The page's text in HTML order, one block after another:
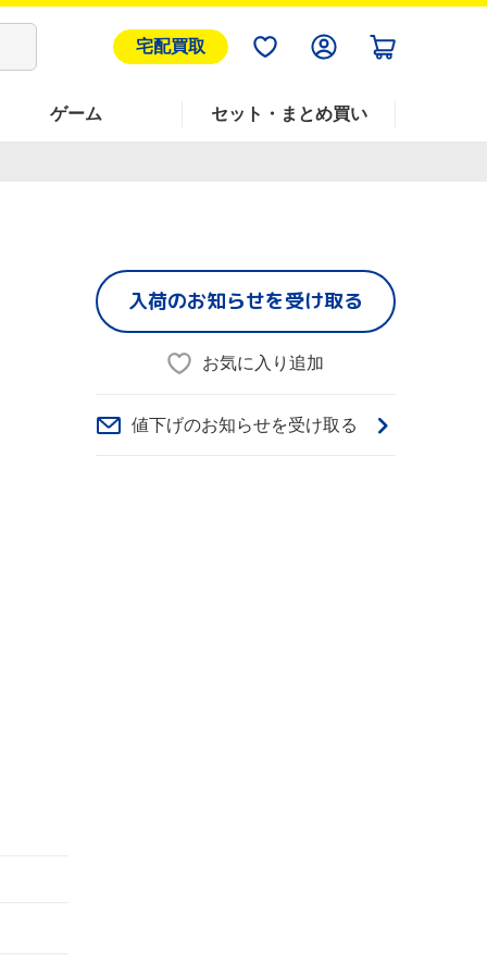
宅配買取
ゲーム セット・まとめ買い
入荷のお知らせを受け取る
お気に入り追加
値下げのお知らせを受け取る